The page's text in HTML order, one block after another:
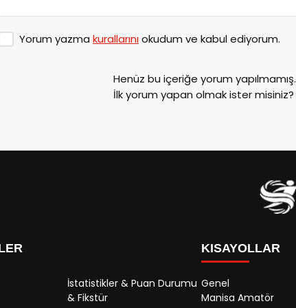
Yorum yazma kurallarınıokudum ve kabul ediyorum.
Henüz bu içeriğe yorum yapılmamış.
İlk yorum yapan olmak ister misiniz?
İstatistikler & Puan Durumu
& Fikstür
KISAYOLLAR
Genel
Manisa Amatör